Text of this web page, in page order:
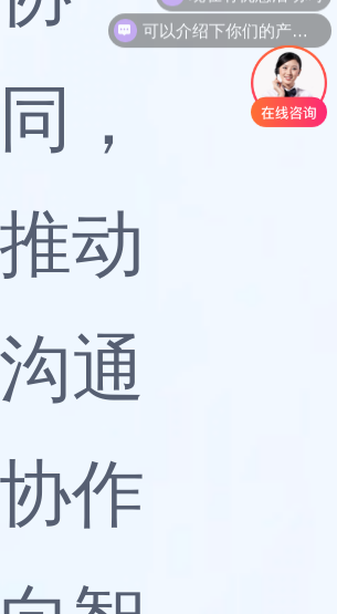
大并
发、
跨网
跨品
牌无
可以介绍下你们的产品么